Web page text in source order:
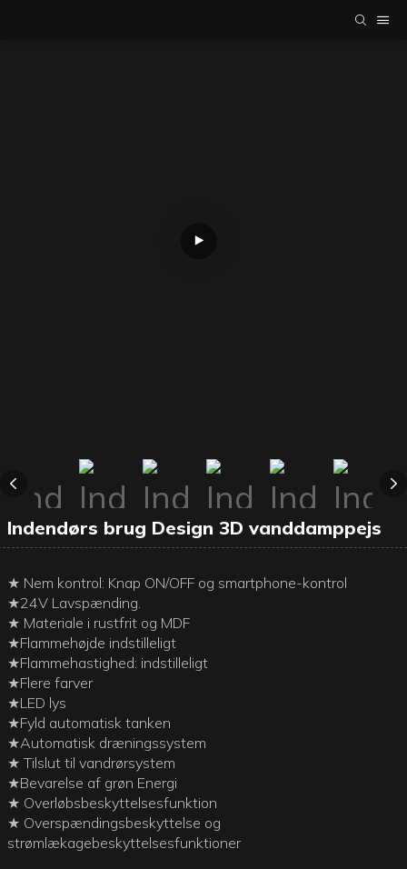
Indendørs brug Design 3D vanddamppejs
★ Nem kontrol: Knap ON/OFF og smartphone-kontrol
★24V Lavspænding.
★ Materiale i rustfrit og MDF
★Flammehøjde indstilleligt
★Flammehastighed: indstilleligt
★Flere farver
★LED lys
★Fyld automatisk tanken
★Automatisk dræningssystem
★ Tilslut til vandrørsystem
★Bevarelse af grøn Energi
★ Overløbsbeskyttelsesfunktion
★ Overspændingsbeskyttelse og
strømlækagebeskyttelsesfunktioner